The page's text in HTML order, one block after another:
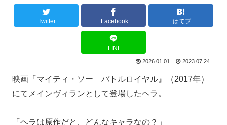
Twitter Facebook はてブ
LINE
2026.01.01 2023.07.24
映画『マイティ・ソー バトルロイヤル』（2017年）
にてメインヴィランとして登場したヘラ。
「ヘラは原作だと、どんなキャラなの？」